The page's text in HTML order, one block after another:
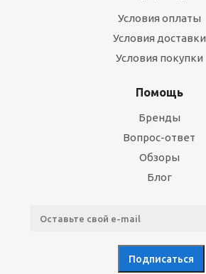
Условия оплаты
Условия доставки
Условия покупки
Помощь
Бренды
Вопрос-ответ
Обзоры
Блог